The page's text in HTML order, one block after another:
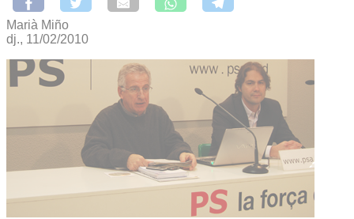
Marià Miño
dj., 11/02/2010